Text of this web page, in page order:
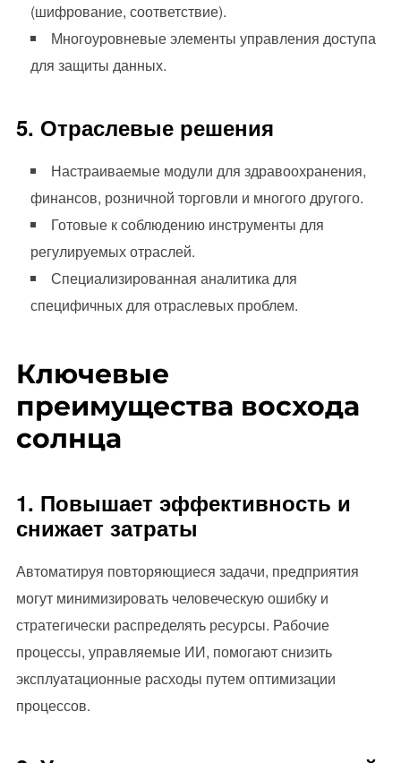
(шифрование, соответствие).
Многоуровневые элементы управления доступа
для защиты данных.
5. Отраслевые решения
Настраиваемые модули для здравоохранения,
финансов, розничной торговли и многого другого.
Готовые к соблюдению инструменты для
регулируемых отраслей.
Специализированная аналитика для
специфичных для отраслевых проблем.
Ключевые
преимущества восхода
солнца
1. Повышает эффективность и
снижает затраты
Автоматируя повторяющиеся задачи, предприятия
могут минимизировать человеческую ошибку и
стратегически распределять ресурсы. Рабочие
процессы, управляемые ИИ, помогают снизить
эксплуатационные расходы путем оптимизации
процессов.